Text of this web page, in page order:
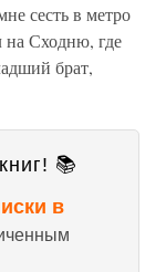
сесть в метро
на Сходню, где
брат,
📚
в